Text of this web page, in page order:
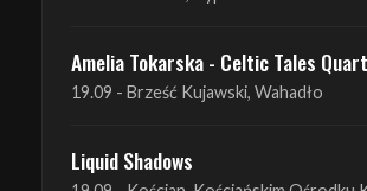
12.09 - Kraków, Hype Park
19.09 - Brześć Kujawski, Wahadło